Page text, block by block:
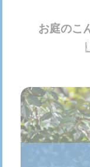
お庭のこ